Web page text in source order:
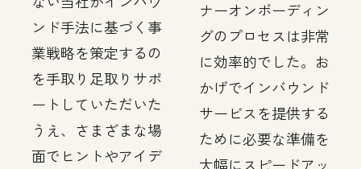
ンド手法に基づく事
業戦略を策定するの
を手取り足取りサポ
ートしていただいた
うえ、さまざまな場
面でヒントやアイデ
ナーオンボーディン
グのプロセスは非常
に効率的でした。お
かげでインバウンド
サービスを提供する
ために必要な準備を
大幅にスピードアッ